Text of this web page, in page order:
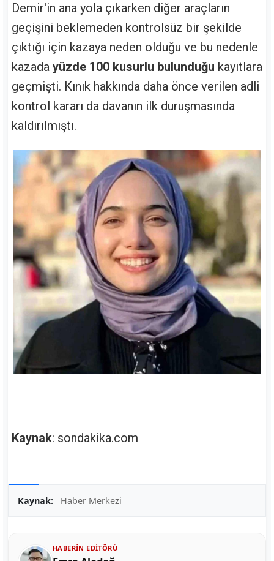
Demir'in ana yola çıkarken diğer araçların
geçişini beklemeden kontrolsüz bir şekilde
çıktığı için kazaya neden olduğu ve bu nedenle
kazada yüzde 100 kusurlu bulunduğu kayıtlara
geçmişti. Kınık hakkında daha önce verilen adli
kontrol kararı da davanın ilk duruşmasında
kaldırılmıştı.
Kaynak: sondakika.com
Kaynak: Haber Merkezi
HABERIN EDITÖRÜ